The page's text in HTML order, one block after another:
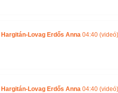
Lovag Erdős Anna 04:40 (videó)
Lovag Erdős Anna 04:40 (videó)